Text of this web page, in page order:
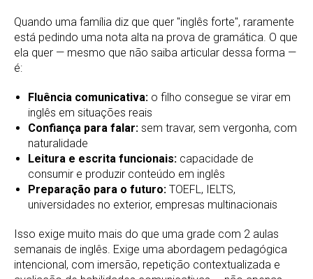
Quando uma família diz que quer "inglês forte", raramente
está pedindo uma nota alta na prova de gramática. O que
ela quer — mesmo que não saiba articular dessa forma —
é:
Fluência comunicativa: o filho consegue se virar em
inglês em situações reais
Confiança para falar: sem travar, sem vergonha, com
naturalidade
Leitura e escrita funcionais: capacidade de
consumir e produzir conteúdo em inglês
Preparação para o futuro: TOEFL, IELTS,
universidades no exterior, empresas multinacionais
Isso exige muito mais do que uma grade com 2 aulas
semanais de inglês. Exige uma abordagem pedagógica
intencional, com imersão, repetição contextualizada e